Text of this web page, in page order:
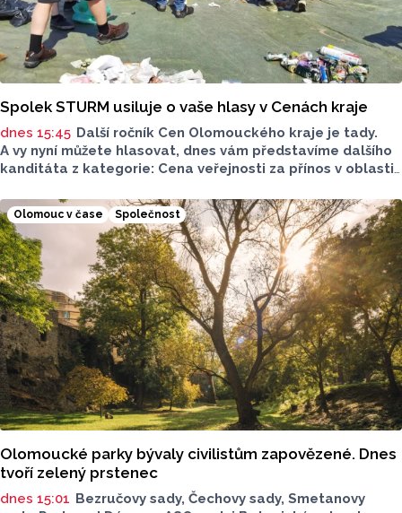
Spolek STURM usiluje o vaše hlasy v Cenách kraje
dnes 15:45 Další ročník Cen Olomouckého kraje je tady.
A vy nyní můžete hlasovat, dnes vám představíme dalšího
kanditáta z kategorie: Cena veřejnosti za přínos v oblasti
v kategorii: Významný počin v ochraně životního prostředí -
právnická osoba.
Olomouc v čase Společnost
Olomoucké parky bývaly civilistům zapovězené. Dnes
tvoří zelený prstenec
dnes 15:01 Bezručovy sady, Čechovy sady, Smetanovy